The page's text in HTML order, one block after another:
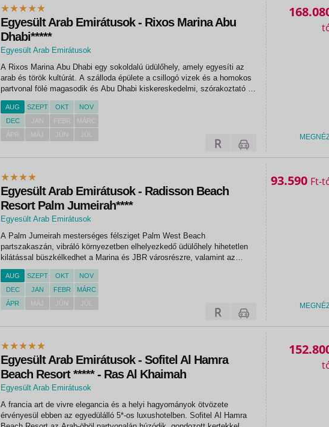
Egyesült Arab Emirátusok - Rixos Marina Abu
Dhabi*****
Egyesült Arab Emirátusok
A Rixos Marina Abu Dhabi egy sokoldalú üdülőhely, amely egyesíti az
arab és török kultúrát. A szálloda épülete a csillogó vizek és a homokos
partvonal fölé magasodik és Abu Dhabi kiskereskedelmi, szórakoztató és
lakóközpontjának szívében található, valamint jól tükrözi Abu Dhabi
sokoldalúságát,...
AUG SZEPT OKT
NOV
DEC
JAN FEBR
MÁRC
ÁPR
MÁJ JÚN JÚL
Egyesült Arab Emirátusok - Radisson Beach
Resort Palm Jumeirah****
Egyesült Arab Emirátusok
A Palm Jumeirah mesterséges félsziget Palm West Beach
partszakaszán, vibráló környezetben elhelyezkedő üdülőhely hihetetlen
kilátással büszkélkedhet a Marina és JBR városrészre, valamint az
óceánra, és közvetlen hozzáférést biztosít a tengerpartra is. Akár üzleti,
akár szabadidős céllal utazik,...
AUG SZEPT OKT
NOV
DEC
JAN FEBR
MÁRC
ÁPR
MÁJ JÚN JÚL
93.590 Ft
Egyesült Arab Emirátusok - Sofitel Al Hamra
Beach Resort ***** - Ras Al Khaimah
Egyesült Arab Emirátusok
A francia art de vivre elegancia és a helyi hagyományok ötvözete
érvényesül ebben az egyedülálló 5*-os luxushotelben. Sofitel Al Hamra